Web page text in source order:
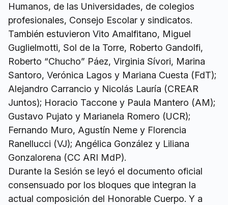
Humanos, de las Universidades, de colegios
profesionales, Consejo Escolar y sindicatos.
También estuvieron Vito Amalfitano, Miguel
Guglielmotti, Sol de la Torre, Roberto Gandolfi,
Roberto “Chucho” Páez, Virginia Sívori, Marina
Santoro, Verónica Lagos y Mariana Cuesta (FdT);
Alejandro Carrancio y Nicolás Lauría (CREAR
Juntos); Horacio Taccone y Paula Mantero (AM);
Gustavo Pujato y Marianela Romero (UCR);
Fernando Muro, Agustín Neme y Florencia
Ranellucci (VJ); Angélica González y Liliana
Gonzalorena (CC ARI MdP).
Durante la Sesión se leyó el documento oficial
consensuado por los bloques que integran la
actual composición del Honorable Cuerpo. Y a